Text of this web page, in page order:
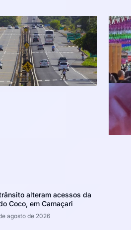
alteram acessos da
Coco, em Camaçari
agosto de 2026